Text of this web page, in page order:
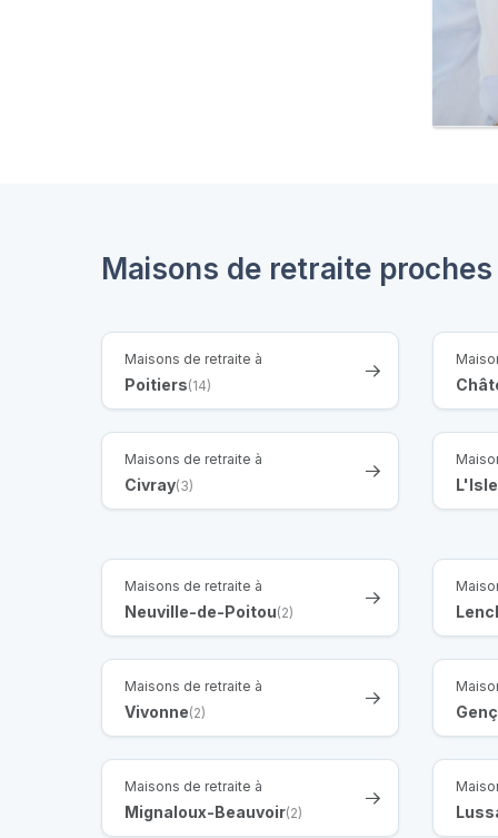
Maisons de retraite
Maisons de retraite à
Poitiers(14)
Maisons de retraite à
Civray(3)
Maisons de retraite à
Neuville-de-Poitou(2)
Maisons de retraite à
Vivonne(2)
Maisons de retraite à
Mignaloux-Beauvoir(2)